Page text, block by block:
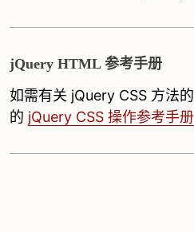
jQuery HTML 参考手册
如需有关 jQuery CSS 方法
的 jQuery CSS 操作参考手册